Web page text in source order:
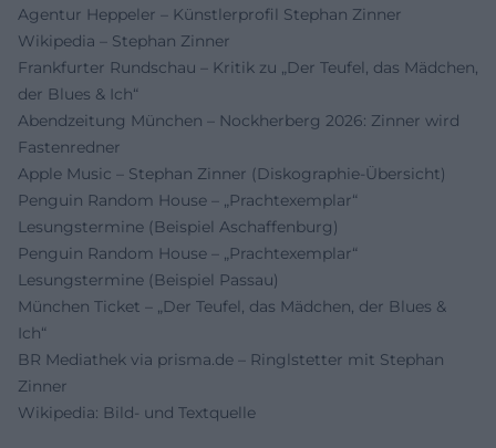
Agentur Heppeler – Künstlerprofil Stephan Zinner
Wikipedia – Stephan Zinner
Frankfurter Rundschau – Kritik zu „Der Teufel, das Mädchen,
der Blues & Ich“
Abendzeitung München – Nockherberg 2026: Zinner wird
Fastenredner
Apple Music – Stephan Zinner (Diskographie-Übersicht)
Penguin Random House – „Prachtexemplar“
Lesungstermine (Beispiel Aschaffenburg)
Penguin Random House – „Prachtexemplar“
Lesungstermine (Beispiel Passau)
München Ticket – „Der Teufel, das Mädchen, der Blues &
Ich“
BR Mediathek via prisma.de – Ringlstetter mit Stephan
Zinner
Wikipedia: Bild- und Textquelle